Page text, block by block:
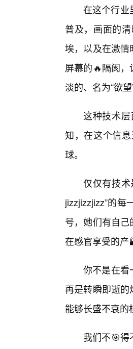
在这个行业
普及，画面的
埃，以及在激
屏幕的🔥隔阂
淡的、名为“欲望
这种技术
知，在这个信
球。
仅仅有技
jizzjizzjizz”的每
号，她们有自
在感官享受的产
你不是在看
再是转瞬即逝
能够长盛不衰的
我们不🎯